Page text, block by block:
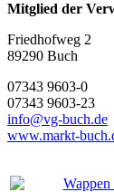
Mitglied der
Friedhofweg 2
89290 Buch
07343 9603-0
07343 9603-23
info@vg-buch.de
www.markt-